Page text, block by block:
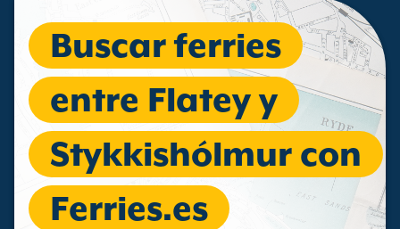
Buscar ferries
entre Flatey y
Stykkishólmur con
Ferries.es